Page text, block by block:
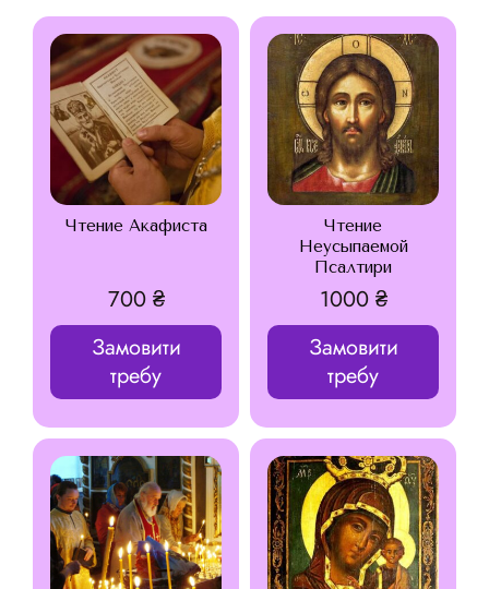
Чтение Акафиста
700 ₴
Замовити
требу
Чтение
Неусыпаемой
Псалтири
1000 ₴
Замовити
требу